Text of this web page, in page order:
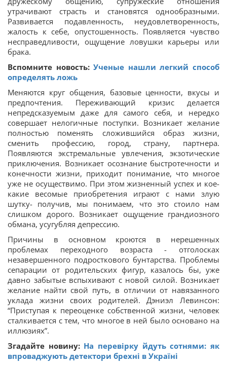
утрачивают страсть и становятся однообразными.
Развивается подавленность, неудовлетворенность,
жалость к себе, опустошенность. Появляется чувство
несправедливости, ощущение ловушки карьеры или
брака.
Вспомните новость:Ученые нашли легкий способ
определять ложь
Меняются круг общения, базовые ценности, вкусы и
предпочтения. Переживающий кризис делается
непредсказуемым даже для самого себя, и нередко
совершает нелогичные поступки. Возникает желание
полностью поменять сложившийся образ жизни,
сменить профессию, город, страну, партнера.
Появляются экстремальные увлечения, экзотические
приключения. Возникает осознание быстротечности и
конечности жизни, приходит понимание, что многое
уже не осуществимо. При этом жизненный успех и кое-
какие весомые приобретения играют с нами злую
шутку- получив, мы понимаем, что это стоило нам
слишком дорого. Возникает ощущение грандиозного
обмана, усугубляя депрессию.
Причины в основном кроются в нерешенных
проблемах переходного возраста - отголосках
незавершенного подросткового бунтарства. Проблемы
сепарации от родительских фигур, казалось бы, уже
давно забытые вспыхивают с новой силой. Возникает
желание найти свой путь, в отличии от навязанного
уклада жизни своих родителей. Дэниэл Левинсон:
“Приступая к переоценке собственной жизни, человек
сталкивается с тем, что многое в ней было основано на
иллюзиях”.
Згадайте новину: На перевірку йдуть сотнями: як
впроваджують детектори брехні в Україні